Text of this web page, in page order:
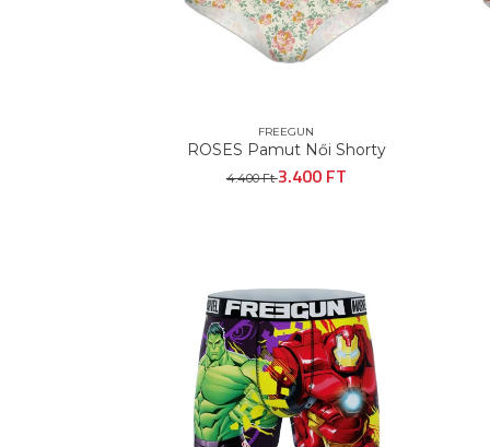
FREEGUN
ROSES Pamut Női Shorty
4.400 Ft3.400 FT